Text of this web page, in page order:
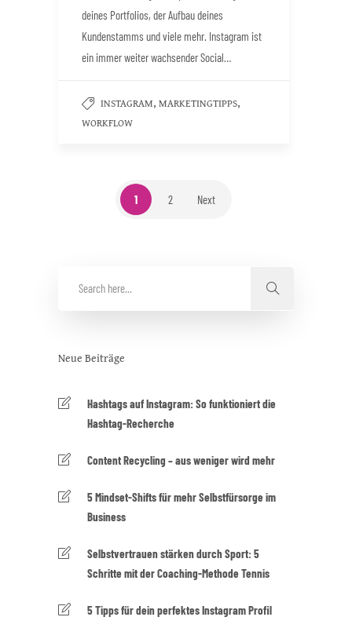
deines Portfolios, der Aufbau deines
Kundenstamms und viele mehr. Instagram ist
ein immer weiter wachsender Social…
INSTAGRAM, MARKETINGTIPPS,
WORKFLOW
1 2 Next
Neue Beiträge
Hashtags auf Instagram: So funktioniert die
Hashtag-Recherche
Content Recycling – aus weniger wird mehr
5 Mindset-Shifts für mehr Selbstfürsorge im
Business
Selbstvertrauen stärken durch Sport: 5
Schritte mit der Coaching-Methode Tennis
5 Tipps für dein perfektes Instagram Profil